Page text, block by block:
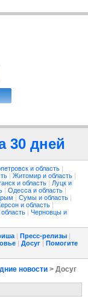
30 дней
и область |
| Житомир и область |
и область | Луцк и
| Одесса и область |
| Сумы и область |
и область |
| Черновцы и
| Пресс-релизы |
| Досуг | Помогите
новости > Досуг